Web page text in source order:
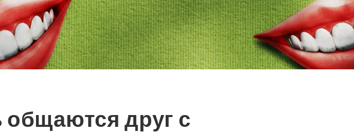
друг с